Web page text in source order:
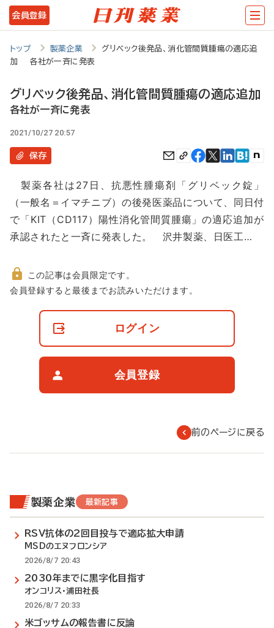
メ
イ
テ
ツ
に
会員登録
トップ 製薬企業
グリベック後発品、消化管間質腫瘍の適応追
加 各社が一斉に発表
グリベック後発品、消化管間質腫瘍の適応追加
各社が一斉に発表
2021/10/27 20:57
保存
製薬各社は27日、抗悪性腫瘍剤「グリベック錠」
（一般名＝イマチニブ）の後発医薬品について、同日付
で「KIT（CD117）陽性消化管間質腫瘍」の適応追加が
承認されたと一斉に発表した。 沢井製薬、日医工…
非
この記事は会員限定です。
会員登録すると最後までお読みいただけます。
ログイン
会員登録
前のページに戻る
製薬企業 最新記事
RSV抗体の2回目投与で適応拡大申請
MSDのエヌフロンシア
2026/8/7 20:43
2030年までに黒字化目指す
オンコリス・浦田社長
2026/8/7 20:33
米ゴッサムの報告書に反論